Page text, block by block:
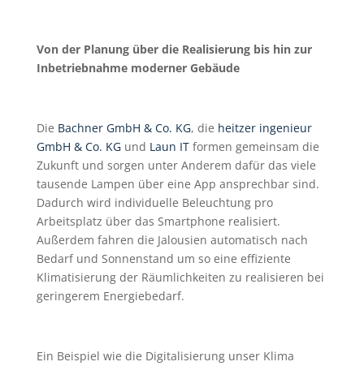
Von der Planung über die Realisierung bis hin zur
Inbetriebnahme moderner Gebäude
Die Bachner GmbH & Co. KG, die heitzer ingenieur
GmbH & Co. KGund Laun ITformen gemeinsam die
Zukunft und sorgen unter Anderem dafür das viele
tausende Lampen über eine App ansprechbar sind.
Dadurch wird individuelle Beleuchtung pro
Arbeitsplatz über das Smartphone realisiert.
Außerdem fahren die Jalousien automatisch nach
Bedarf und Sonnenstand um so eine effiziente
Klimatisierung der Räumlichkeiten zu realisieren bei
geringerem Energiebedarf.
Ein Beispiel wie die Digitalisierung unser Klima